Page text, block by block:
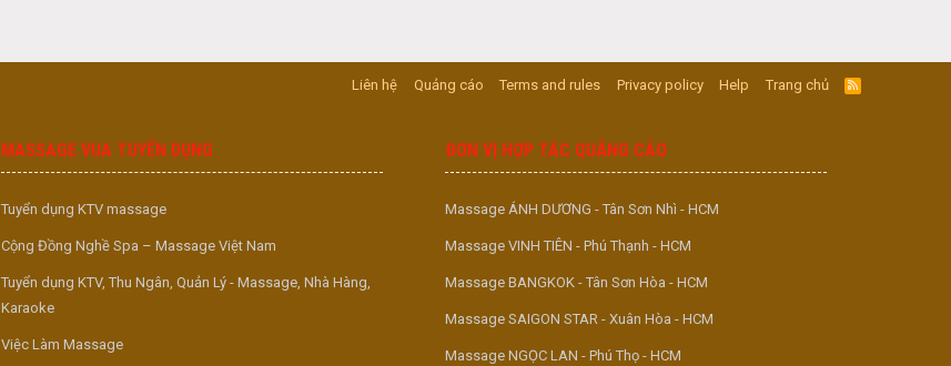
Liên hệ Quảng cáo Terms and rules Privacy policy Help Trang chủ
R
S
MASSAGE VUA TUYỂN DỤNG
Tuyển dụng KTV massage
Cộng Đồng Nghề Spa – Massage Việt Nam
Tuyển dụng KTV, Thu Ngân, Quản Lý - Massage, Nhà Hàng,
Karaoke
Việc Làm Massage
ĐƠN VỊ HỢP TÁC QUẢNG CÁO
Massage ÁNH DƯƠNG - Tân Sơn Nhì - HCM
Massage VINH TIÊN - Phú Thạnh - HCM
Massage BANGKOK - Tân Sơn Hòa - HCM
Massage SAIGON STAR - Xuân Hòa - HCM
Massage NGỌC LAN - Phú Thọ - HCM